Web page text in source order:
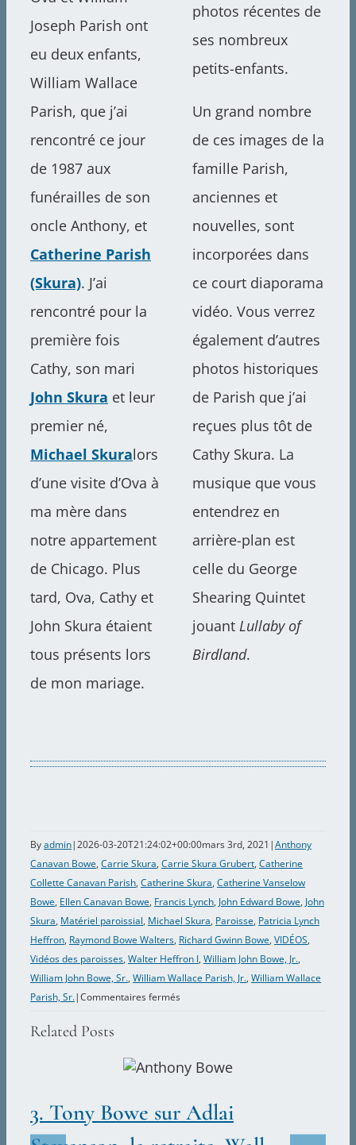
Joseph Parish ont
eu deux enfants,
William Wallace
Parish, que j’ai
rencontré ce jour
de 1987 aux
funérailles de son
oncle Anthony, et
Catherine Parish
(Skura). J’ai
rencontré pour la
première fois
Cathy, son mari
John Skura et leur
premier né,
Michael Skuralors
d’une visite d’Ova à
ma mère dans
notre appartement
de Chicago. Plus
tard, Ova, Cathy et
John Skura étaient
tous présents lors
de mon mariage.
photos récentes de
ses nombreux
petits-enfants.
Un grand nombre
de ces images de la
famille Parish,
anciennes et
nouvelles, sont
incorporées dans
ce court diaporama
vidéo. Vous verrez
également d’autres
photos historiques
de Parish que j’ai
reçues plus tôt de
Cathy Skura. La
musique que vous
entendrez en
arrière-plan est
celle du George
Shearing Quintet
jouant Lullaby of
Birdland.
Byadmin|2026-03-20T21:24:02+00:00mars 3rd, 2021 |Anthony
Canavan Bowe, Carrie Skura, Carrie Skura Grubert, Catherine
Collette Canavan Parish, Catherine Skura, Catherine Vanselow
Bowe, Ellen Canavan Bowe, Francis Lynch, John Edward Bowe, John
Skura, Matériel paroissial, Michael Skura, Paroisse, Patricia Lynch
Heffron, Raymond Bowe Walters, Richard Gwinn Bowe, VIDÉOS,
Vidéos des paroisses, Walter Heffron I, William John Bowe, Jr.,
William John Bowe, Sr., William Wallace Parish, Jr., William Wallace
Parish, Sr.|Commentaires ferméssur
de
paroisse
Related Posts
3. Tony Bowe sur Adlai